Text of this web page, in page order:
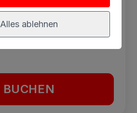
Whirlpool
Klimaanlage
BUCHEN
Alles ablehnen